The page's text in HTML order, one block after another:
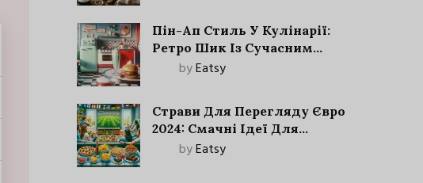
Пін-Ап Стиль У Кулінарії:
Ретро Шик Із Сучасним
Акцентом
byEatsy
Страви Для Перегляду Євро
2024: Смачні Ідеї Для
Футбольного Свята
byEatsy